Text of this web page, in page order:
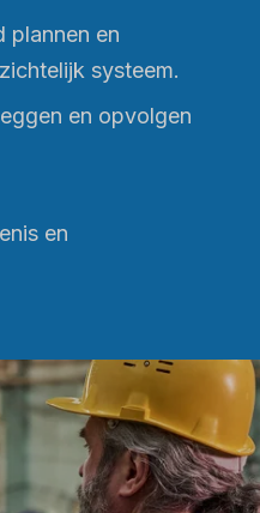
plannen en
systeem.
en opvolgen
en